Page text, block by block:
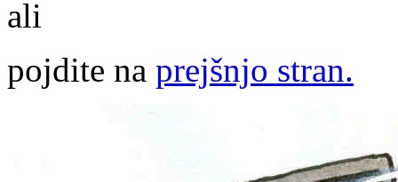
ali
pojdite na prejšnjo stran.